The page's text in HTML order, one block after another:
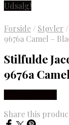
Udsalg!
Forside / Støvler /
9676a Camel –
Stilfulde
9676a
Share this